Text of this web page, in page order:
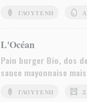
ΓΛΟΥΤΈΝΗ
L'Océan
Pain burger Bio, dos
sauce mayonnaise
ΓΛΟΥΤΈΝΗ